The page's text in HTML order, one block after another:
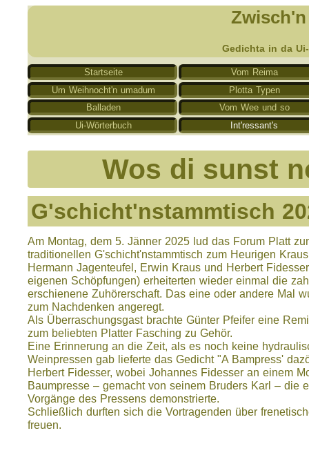
Gedichta in da
Startseite
Vom Reima
Um Weihnocht'n umadum
Plotta Typen
Balladen
Vom Wee und so
Ui-Wörterbuch
Int'ressant's
Wos di sunst
G'schicht'nstammtisch
Am Montag, dem 5. Jänner 2025 lud das Forum Platt
traditionellen G'schicht'nstammtisch zum Heurigen
Hermann Jagenteufel, Erwin Kraus und Herbert
eigenen Schöpfungen) erheiterten wieder einmal die
erschienene Zuhörerschaft. Das eine oder andere Mal
zum Nachdenken angeregt.
Als Überraschungsgast brachte Günter Pfeifer eine
zum beliebten Platter Fasching zu Gehör.
Eine Erinnerung an die Zeit, als es noch keine
Weinpressen gab lieferte das Gedicht "A Bampress'
Herbert Fidesser, wobei Johannes Fidesser an einem
Baumpresse – gemacht von seinem Bruders Karl – die
Vorgänge des Pressens demonstrierte.
Schließlich durften sich die Vortragenden über
freuen.